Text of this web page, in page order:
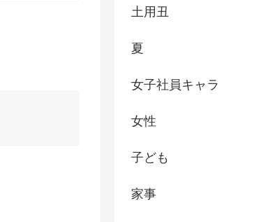
土用丑
夏
女子社員キャラ
女性
子ども
家事